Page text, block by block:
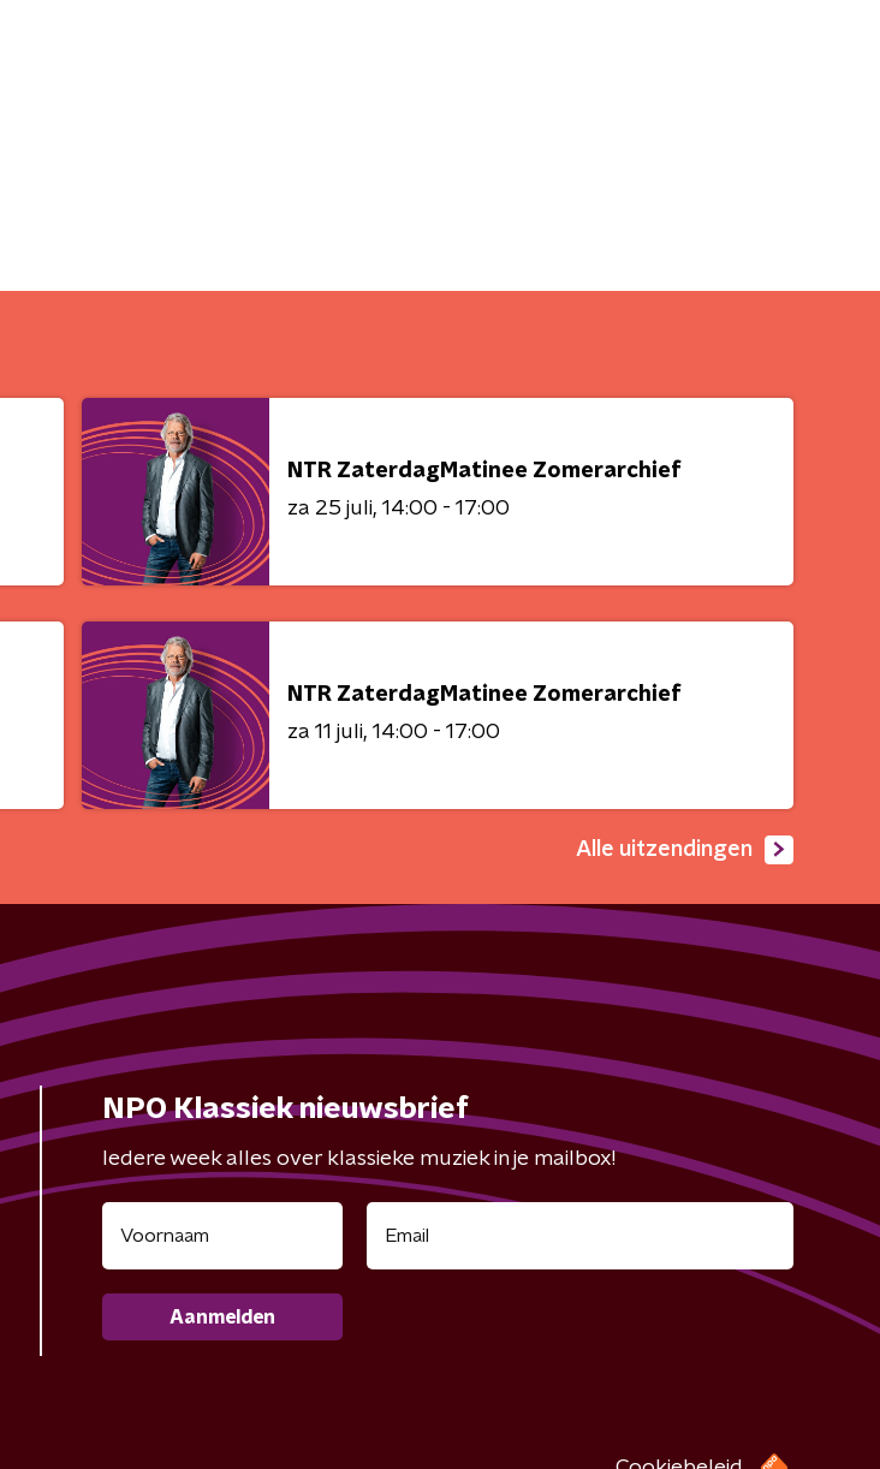
NTR ZaterdagMatinee Zomerarchief
za 25 juli 14:00 - 17:00
NTR ZaterdagMatinee Zomerarchief
za 11 juli 14:00 - 17:00
Alle uitzendingen
NPO Klassiek nieuwsbrief
Iedere week alles over klassieke muziek in je mailbox!
Aanmelden